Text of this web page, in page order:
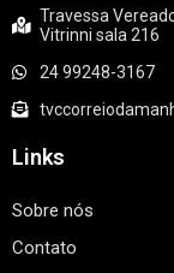
Travessa
Vitrinni sala 216
24 99248-3167
Links
Sobre nós
Contato